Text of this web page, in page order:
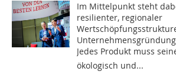
Im Mittelpunkt steht
resilienter, regionaler
Jedes Produkt muss
ökologisch und...